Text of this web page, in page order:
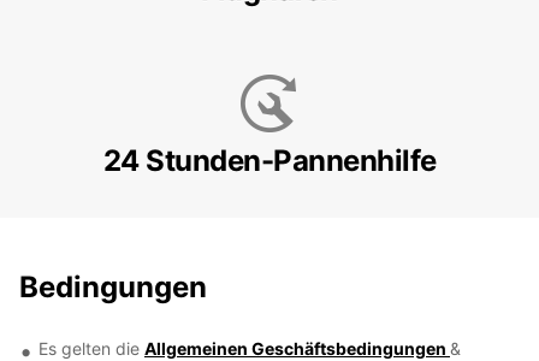
24 Stunden-Pannenhilfe
Bedingungen
Es gelten die Allgemeinen Geschäftsbedingungen &